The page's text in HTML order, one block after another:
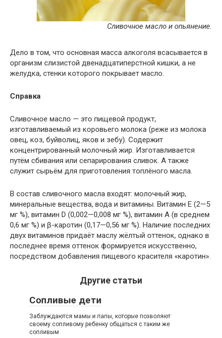
Сливочное масло и опьянение.
Дело в том, что основная масса алкоголя всасывается в
организм слизистой двенадцатиперстной кишки, а не
желудка, стенки которого покрывает масло.
Справка
Сливочное масло — это пищевой продукт,
изготавливаемый из коровьего молока (реже из молока
овец, коз, буйволиц, яков и зебу). Содержит
концентрированный молочный жир. Изготавливается
путём сбивания или сепарирования сливок. А также
служит сырьём для приготовления топлёного масла.
В состав сливочного масла входят: молочный жир,
минеральные вещества, вода и витамины. Витамин Е (2—5
мг %), витамин D (0,002—0,008 мг %), витамин A (в среднем
0,6 мг %) и β-каротин (0,17—0,56 мг %). Наличие последних
двух витаминов придаёт маслу жёлтый оттенок, однако в
последнее время оттенок формируется искусственно,
посредством добавления пищевого красителя «каротин».
Другие статьи
Сопливые дети
Заблуждаются мамы и папы, которые позволяют
своему сопливому ребенку общаться с таким же
сопливым